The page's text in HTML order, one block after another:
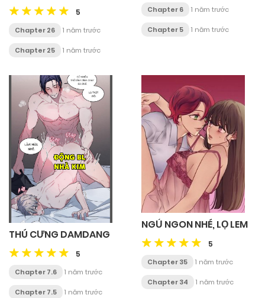
5
Chapter 26 1 năm trước
Chapter 25 1 năm trước
Chapter 6 1 năm trước
Chapter 5 1 năm trước
THÚ CƯNG DAMDANG
5
Chapter 7.6 1 năm trước
Chapter 7.5 1 năm trước
NGỦ NGON NHÉ, LỌ LEM
5
Chapter 35 1 năm trước
Chapter 34 1 năm trước